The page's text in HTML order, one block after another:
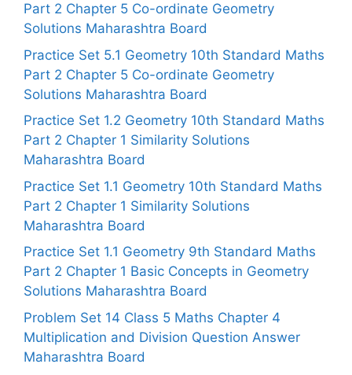
Part 2 Chapter 5 Co-ordinate Geometry
Solutions Maharashtra Board
Practice Set 5.1 Geometry 10th Standard Maths
Part 2 Chapter 5 Co-ordinate Geometry
Solutions Maharashtra Board
Practice Set 1.2 Geometry 10th Standard Maths
Part 2 Chapter 1 Similarity Solutions
Maharashtra Board
Practice Set 1.1 Geometry 10th Standard Maths
Part 2 Chapter 1 Similarity Solutions
Maharashtra Board
Practice Set 1.1 Geometry 9th Standard Maths
Part 2 Chapter 1 Basic Concepts in Geometry
Solutions Maharashtra Board
Problem Set 14 Class 5 Maths Chapter 4
Multiplication and Division Question Answer
Maharashtra Board